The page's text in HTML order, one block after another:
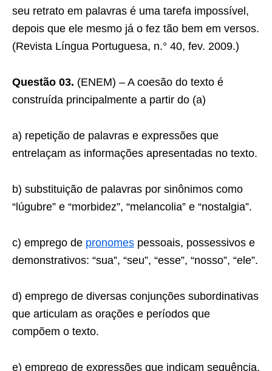
seu retrato em palavras é uma tarefa impossível,
depois que ele mesmo já o fez tão bem em versos.
(Revista Língua Portuguesa, n.° 40, fev. 2009.)
Questão 03. (ENEM) – A coesão do texto é
construída principalmente a partir do (a)
a) repetição de palavras e expressões que
entrelaçam as informações apresentadas no texto.
b) substituição de palavras por sinônimos como
“lúgubre” e “morbidez”, “melancolia” e “nostalgia”.
c) emprego de pronomes pessoais, possessivos e
demonstrativos: “sua”, “seu”, “esse”, “nosso”, “ele”.
d) emprego de diversas conjunções subordinativas
que articulam as orações e períodos que
compõem o texto.
e) emprego de expressões que indicam sequência,